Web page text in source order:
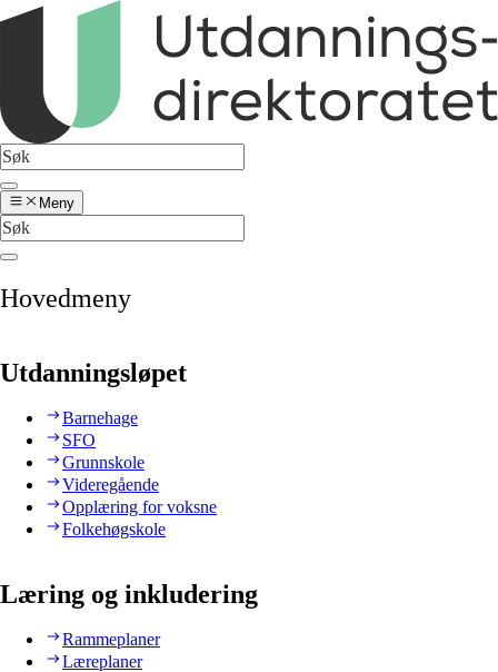
Meny
Hovedmeny
Utdanningsløpet
Barnehage
SFO
Grunnskole
Videregående
Opplæring for voksne
Folkehøgskole
Læring og inkludering
Rammeplaner
Læreplaner